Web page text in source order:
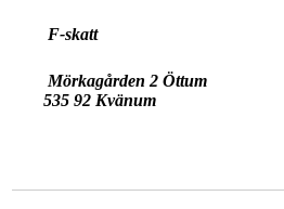
F-skatt
Mörkagården 2 Öttum
535 92 Kvänum